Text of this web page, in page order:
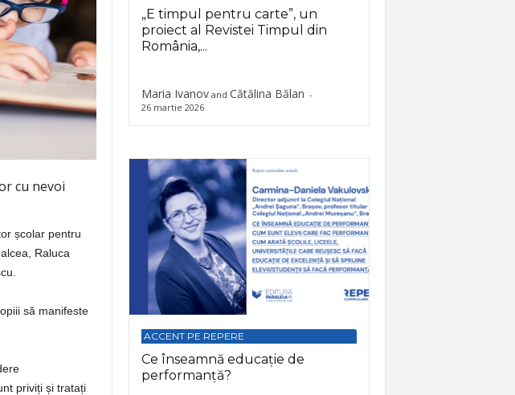
cu nevoi
școlar pentru
Raluca
să manifeste
priviți și tratați
„E timpul pentru carte”, un
proiect al Revistei Timpul din
România,...
Maria Ivanovand Cătălina Bălan -
26 martie 2026
ACCENT PE REPERE
Ce înseamnă educație de
performanță?